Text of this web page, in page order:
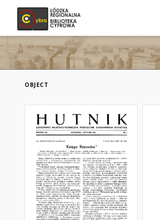
OBJECT